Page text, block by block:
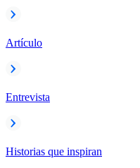
Artículo
Entrevista
Historias que inspiran